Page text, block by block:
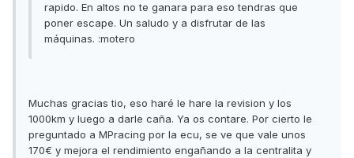
rapido. En altos no te ganara para eso tendras que
poner escape. Un saludo y a disfrutar de las
máquinas. :motero
Muchas gracias tio, eso haré le hare la revision y los
1000km y luego a darle caña. Ya os contare. Por cierto le
preguntado a MPracing por la ecu, se ve que vale unos
170€ y mejora el rendimiento engañando a la centralita y